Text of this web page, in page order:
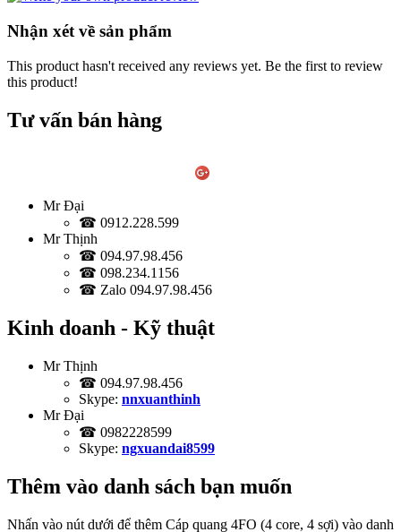
Nhận xét về sản phẩm
This product hasn't received any reviews yet. Be the first to review
this product!
Tư vấn bán hàng
Mr Đại
☎ 0912.228.599
Mr Thịnh
☎ 094.97.98.456
☎ 098.234.1156
☎ Zalo 094.97.98.456
Kinh doanh - Kỹ thuật
Mr Thịnh
☎ 094.97.98.456
Skype: nnxuanthinh
Mr Đại
☎ 0982228599
Skype: ngxuandai8599
Thêm vào danh sách bạn muốn
Nhấn vào nút dưới để thêm Cáp quang 4FO (4 core, 4 sợi) vào danh